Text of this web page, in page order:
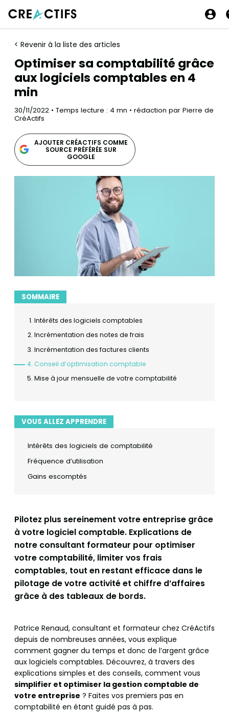
< Revenir à la liste des articles
Optimiser sa comptabilité grâce
aux logiciels comptables en 4
min
30/11/2022 • Temps lecture : 4 mn • rédaction par Pierre de
CréActifs
AJOUTER CRÉACTIFS COMME
SOURCE PRÉFÉRÉE SUR
GOOGLE
SOMMAIRE
Intérêts des logiciels comptables
Incrémentation des notes de frais
Incrémentation des factures clients
Conseil d’optimisation comptable
Mise à jour mensuelle de votre comptabilité
VOUS ALLEZ APPRENDRE
Intérêts des logiciels de comptabilité
Fréquence d’utilisation
Gains escomptés
Pilotez plus sereinement votre entreprise grâce
à votre logiciel comptable. Explications de
notre consultant formateur pour optimiser
votre comptabilité, limiter vos frais
comptables, tout en restant efficace dans le
pilotage de votre activité et chiffre d’affaires
grâce à des tableaux de bords.
Patrice Renaud, consultant et formateur chez CréActifs
depuis de nombreuses années, vous explique
comment gagner du temps et donc de l’argent grâce
aux logiciels comptables. Découvrez, à travers des
explications simples et des conseils, comment vous
simplifier et optimiser la gestion comptable de
votre entreprise ? Faites vos premiers pas en
comptabilité en étant guidé pas à pas.